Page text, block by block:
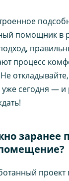
помощник в
процесс
откладывайте,
сегодня — и
заранее
проект